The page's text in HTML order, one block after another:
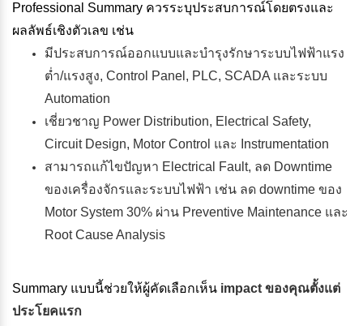
Professional Summary ควรระบุประสบการณ์โดยตรงและ
ผลลัพธ์เชิงตัวเลข เช่น
มีประสบการณ์ออกแบบและบำรุงรักษาระบบไฟฟ้าแรง
ต่ำ/แรงสูง, Control Panel, PLC, SCADA และระบบ
Automation
เชี่ยวชาญ Power Distribution, Electrical Safety,
Circuit Design, Motor Control และ Instrumentation
สามารถแก้ไขปัญหา Electrical Fault, ลด Downtime
ของเครื่องจักรและระบบไฟฟ้า เช่น ลด downtime ของ
Motor System 30% ผ่าน Preventive Maintenance และ
Root Cause Analysis
Summary แบบนี้ช่วยให้ผู้คัดเลือกเห็น impact ของคุณตั้งแต่
ประโยคแรก